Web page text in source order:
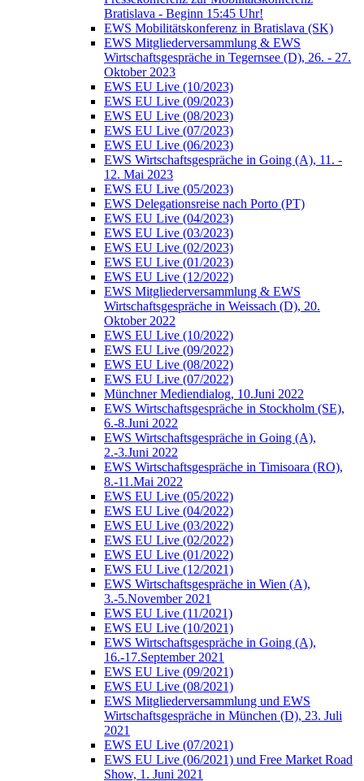
Bratislava - Beginn 15:45 Uhr!
EWS Mobilitätskonferenz in Bratislava (SK)
EWS Mitgliederversammlung & EWS
Wirtschaftsgespräche in Tegernsee (D), 26. - 27.
Oktober 2023
EWS EU Live (10/2023)
EWS EU Live (09/2023)
EWS EU Live (08/2023)
EWS EU Live (07/2023)
EWS EU Live (06/2023)
EWS Wirtschaftsgespräche in Going (A), 11. -
12. Mai 2023
EWS EU Live (05/2023)
EWS Delegationsreise nach Porto (PT)
EWS EU Live (04/2023)
EWS EU Live (03/2023)
EWS EU Live (02/2023)
EWS EU Live (01/2023)
EWS EU Live (12/2022)
EWS Mitgliederversammlung & EWS
Wirtschaftsgespräche in Weissach (D), 20.
Oktober 2022
EWS EU Live (10/2022)
EWS EU Live (09/2022)
EWS EU Live (08/2022)
EWS EU Live (07/2022)
Münchner Mediendialog, 10.Juni 2022
EWS Wirtschaftsgespräche in Stockholm (SE),
6.-8.Juni 2022
EWS Wirtschaftsgespräche in Going (A),
2.-3.Juni 2022
EWS Wirtschaftsgespräche in Timisoara (RO),
8.-11.Mai 2022
EWS EU Live (05/2022)
EWS EU Live (04/2022)
EWS EU Live (03/2022)
EWS EU Live (02/2022)
EWS EU Live (01/2022)
EWS EU Live (12/2021)
EWS Wirtschaftsgespräche in Wien (A),
3.-5.November 2021
EWS EU Live (11/2021)
EWS EU Live (10/2021)
EWS Wirtschaftsgespräche in Going (A),
16.-17.September 2021
EWS EU Live (09/2021)
EWS EU Live (08/2021)
EWS Mitgliederversammlung und EWS
Wirtschaftsgespräche in München (D), 23. Juli
2021
EWS EU Live (07/2021)
EWS EU Live (06/2021) und Free Market Road
Show, 1. Juni 2021